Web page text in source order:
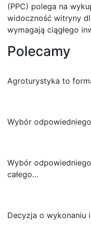
(PPC) polega na
widoczność witryny
wymagają ciągłego
Polecamy
Agroturystyka to
Wybór
Wybór
całego…
Decyzja o